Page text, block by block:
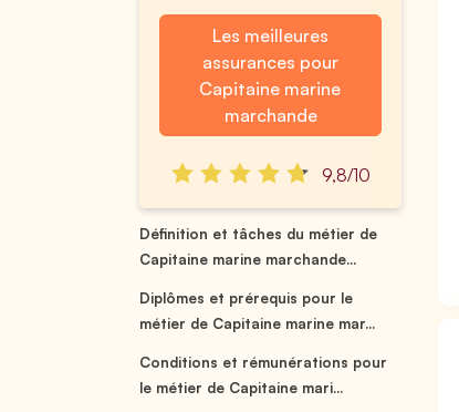
Les meilleures
assurances pour
Capitaine marine
marchande
9,8/10
Définition et tâches du métier de
Capitaine marine marchande...
Diplômes et prérequis pour le
métier de Capitaine marine mar...
Conditions et rémunérations pour
le métier de Capitaine mari...